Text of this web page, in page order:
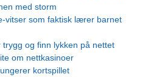
med storm
vitser som faktisk lærer barnet
og finn lykken på nettet
om nettkasinoer
kortspillet